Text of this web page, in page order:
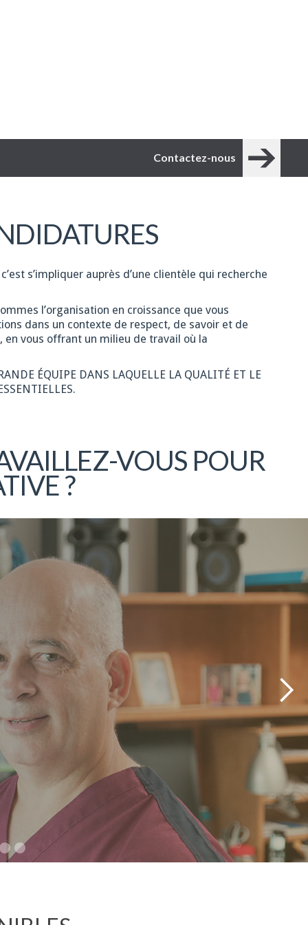
Contactez-nous
s’impliquer auprès d’une clientèle qui recherche
l’organisation en croissance que vous
dans un contexte de respect, de savoir et de
vous offrant un milieu de travail où la
ÉQUIPE DANS LAQUELLE LA QUALITÉ ET LE
VOUS POUR
?